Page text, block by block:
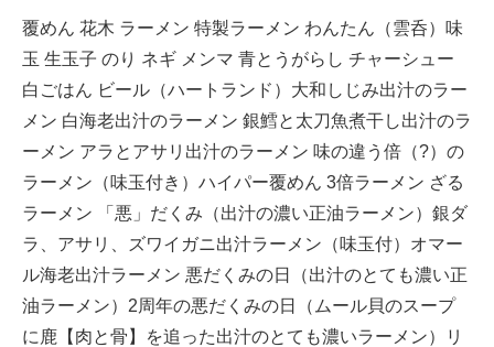
覆めん 花木 ラーメン 特製ラーメン わんたん（雲呑）味
玉 生玉子 のり ネギ メンマ 青とうがらし チャーシュー
白ごはん ビール（ハートランド）大和しじみ出汁のラー
メン 白海老出汁のラーメン 銀鱈と太刀魚煮干し出汁のラ
ーメン アラとアサリ出汁のラーメン 味の違う倍（?）の
ラーメン（味玉付き）ハイパー覆めん 3倍ラーメン ざる
ラーメン 「悪」だくみ（出汁の濃い正油ラーメン）銀ダ
ラ、アサリ、ズワイガニ出汁ラーメン（味玉付）オマー
ル海老出汁ラーメン 悪だくみの日（出汁のとても濃い正
油ラーメン）2周年の悪だくみの日（ムール貝のスープ
に鹿【肉と骨】を追った出汁のとても濃いラーメン）リ